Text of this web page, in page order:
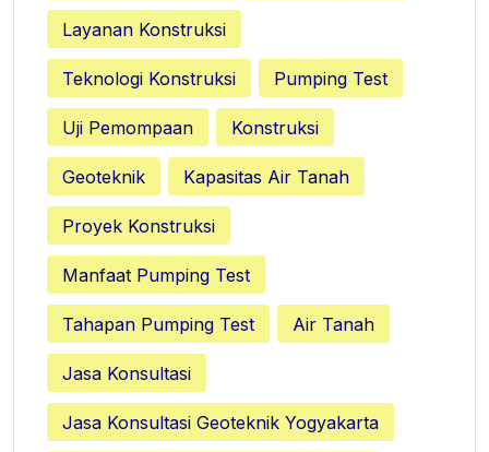
Layanan Konstruksi
Teknologi Konstruksi Pumping Test
Uji Pemompaan Konstruksi
Geoteknik Kapasitas Air Tanah
Proyek Konstruksi
Manfaat Pumping Test
Tahapan Pumping Test Air Tanah
Jasa Konsultasi
Jasa Konsultasi Geoteknik Yogyakarta